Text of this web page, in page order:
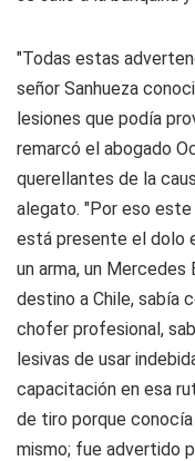
"Todas estas
señor Sanhueza
lesiones que podía
remarcó el abogado
querellantes de la
alegato. "Por eso este
está presente el dolo
un arma, un Mercedes
destino a Chile, sabía
chofer profesional,
lesivas de usar
capacitación en esa
de tiro porque
mismo; fue advertido